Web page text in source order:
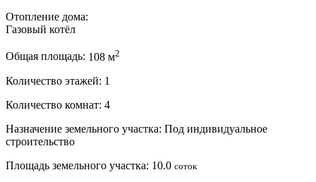
Отопление дома:
Газовый котёл
Общая площадь: 108 м2
Количество этажей: 1
Количество комнат: 4
Назначение земельного участка: Под индивидуальное
строительство
Площадь земельного участка: 10.0 соток